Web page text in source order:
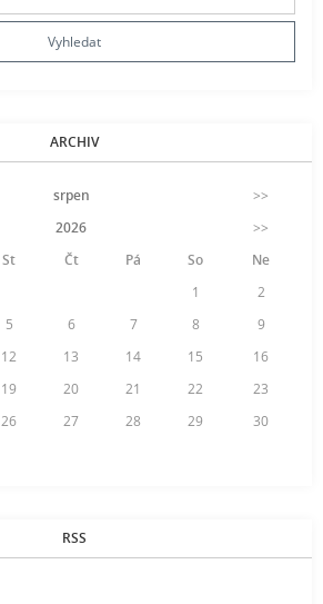
ARCHIV
srpen
>>
2026
>>
St Čt Pá So
Ne
1
2
5 6 7 8
9
12 13 14 15
16
19 20 21 22
23
26 27 28 29
30
RSS